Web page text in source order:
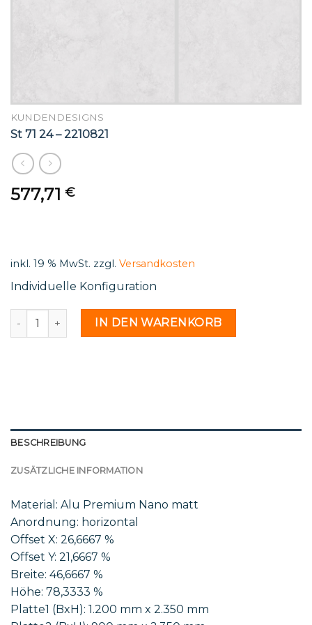
KUNDENDESIGNS
St 71 24 – 2210821
577,71 €
inkl. 19 % MwSt. zzgl. Versandkosten
Individuelle Konfiguration
St 71 24 - 2210821 MengeIN DEN WARENKORB
BESCHREIBUNG
ZUSÄTZLICHE INFORMATION
Material: Alu Premium Nano matt
Anordnung: horizontal
Offset X: 26,6667 %
Offset Y: 21,6667 %
Breite: 46,6667 %
Höhe: 78,3333 %
Platte1 (BxH): 1.200 mm x 2.350 mm